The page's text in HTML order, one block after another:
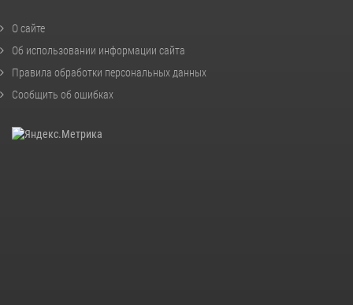
О сайте
Об использовании информации сайта
Правила обработки персональных данных
Сообщить об ошибках